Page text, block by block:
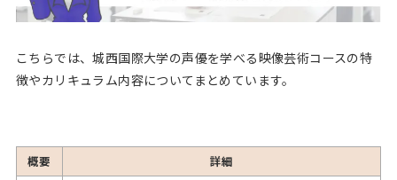
こちらでは、城西国際大学の声優を学べる映像芸術コースの特
徴やカリキュラム内容についてまとめています。
概要
詳細